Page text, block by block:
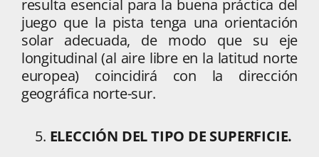
resulta esencial para la buena práctica del
juego que la pista tenga una orientación
solar adecuada, de modo que su eje
longitudinal (al aire libre en la latitud norte
europea) coincidirá con la dirección
geográfica norte-sur.
ELECCIÓN DEL TIPO DE SUPERFICIE.